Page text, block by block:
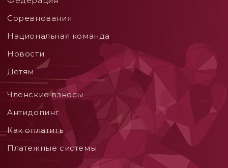
Соревнования
Национальная команда
Новости
Детям
Членские взносы
Aнтидопинг
Как оплатить
Платежные системы